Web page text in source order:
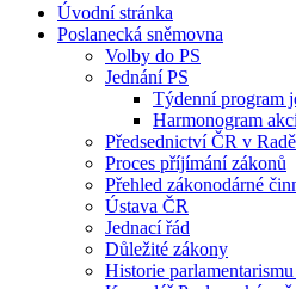
Úvodní stránka
Poslanecká sněmovna
Volby do PS
Jednání PS
Týdenní program
Harmonogram
Předsednictví ČR v
Proces příjímání zákonů
Přehled zákonodárné
Ústava ČR
Jednací řád
Důležité zákony
Historie